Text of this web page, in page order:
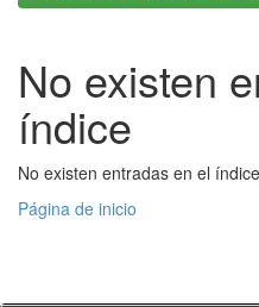
No existen
índice
No existen entradas en el
Página de inicio